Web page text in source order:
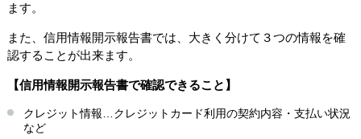
ます。
また、信用情報開示報告書では、大きく分けて３つの情報を確
認することが出来ます。
【信用情報開示報告書で確認できること】
クレジット情報…クレジットカード利用の契約内容・支払い状況
など